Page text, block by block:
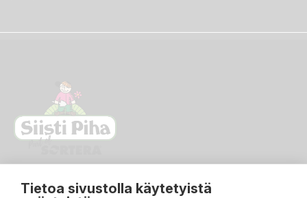
Tietoa sivustolla käytetyistä